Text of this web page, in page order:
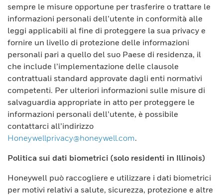
sempre le misure opportune per trasferire o trattare le
informazioni personali dell’utente in conformità alle
leggi applicabili al fine di proteggere la sua privacy e
fornire un livello di protezione delle informazioni
personali pari a quello del suo Paese di residenza, il
che include l’implementazione delle clausole
contrattuali standard approvate dagli enti normativi
competenti. Per ulteriori informazioni sulle misure di
salvaguardia appropriate in atto per proteggere le
informazioni personali dell’utente, è possibile
contattarci all’indirizzo
Honeywellprivacy@honeywell.com.
Politica sui dati biometrici (solo residenti in Illinois)
Honeywell può raccogliere e utilizzare i dati biometrici
per motivi relativi a salute, sicurezza, protezione e altre